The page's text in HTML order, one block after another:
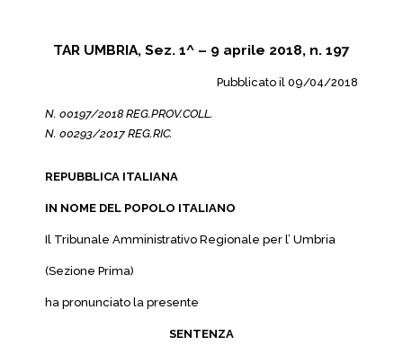
TAR UMBRIA, Sez. 1^ – 9 aprile 2018, n. 197
Pubblicato il 09/04/2018
N. 00197/2018 REG.PROV.COLL.
N. 00293/2017 REG.RIC.
REPUBBLICA ITALIANA
IN NOME DEL POPOLO ITALIANO
Il Tribunale Amministrativo Regionale per l’ Umbria
(Sezione Prima)
ha pronunciato la presente
SENTENZA